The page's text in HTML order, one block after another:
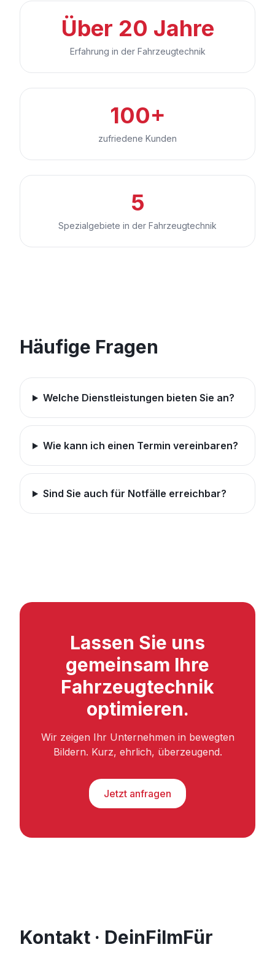
Über 20 Jahre
Erfahrung in der Fahrzeugtechnik
100+
zufriedene Kunden
5
Spezialgebiete in der Fahrzeugtechnik
Häufige Fragen
Welche Dienstleistungen bieten Sie an?
Wie kann ich einen Termin vereinbaren?
Sind Sie auch für Notfälle erreichbar?
Lassen Sie uns
gemeinsam Ihre
Fahrzeugtechnik
optimieren.
Wir zeigen Ihr Unternehmen in bewegten
Bildern. Kurz, ehrlich, überzeugend.
Jetzt anfragen
Kontakt · DeinFilmFür